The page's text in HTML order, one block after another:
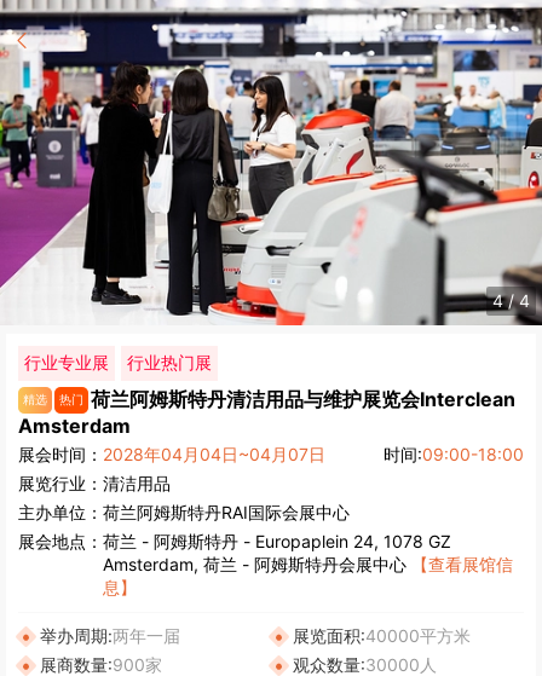
4/4
行业专业展 行业热门展
精选 热门 荷兰阿姆斯特丹清洁用品与维护展览会Interclean
Amsterdam
展会时间： 2028年04月04日~04月07日 时间:09:00-18:00
展览行业： 清洁用品
主办单位： 荷兰阿姆斯特丹RAI国际会展中心
展会地点： 荷兰 - 阿姆斯特丹 - Europaplein 24, 1078 GZ
Amsterdam, 荷兰 - 阿姆斯特丹会展中心
【查看展馆信
息】
举办周期:两年一届 展览面积:40000平方米
展商数量:900家 观众数量:30000人